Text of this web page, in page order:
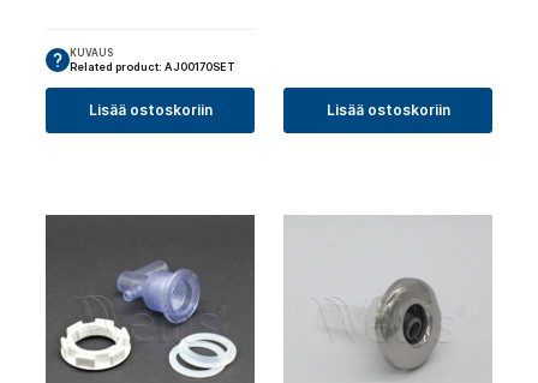
KUVAUS
Related product: AJ00170SET
Lisää ostoskoriin Lisää ostoskoriin